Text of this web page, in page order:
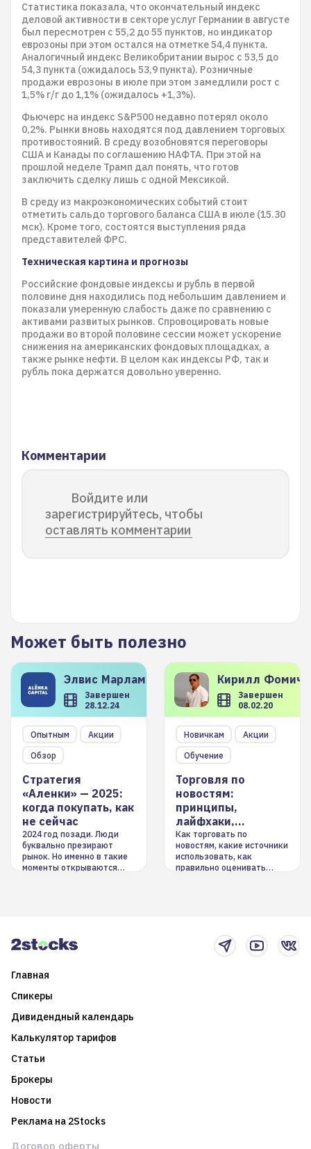
Статистика показала, что окончательный индекс
деловой активности в секторе услуг Германии в августе
был пересмотрен с 55,2 до 55 пунктов, но индикатор
еврозоны при этом остался на отметке 54,4 пункта.
Аналогичный индекс Великобритании вырос с 53,5 до
54,3 пункта (ожидалось 53,9 пункта). Розничные
продажи еврозоны в июле при этом замедлили рост с
1,5% г/г до 1,1% (ожидалось +1,3%).
Фьючерс на индекс S&P500 недавно потерял около
0,2%. Рынки вновь находятся под давлением торговых
противостояний. В среду возобновятся переговоры
США и Канады по соглашению НАФТА. При этой на
прошлой неделе Трамп дал понять, что готов
заключить сделку лишь с одной Мексикой.
В среду из макроэкономических событий стоит
отметить сальдо торгового баланса США в июле (15.30
мск). Кроме того, состоятся выступления ряда
представителей ФРС.
Техническая картина и прогнозы
Российские фондовые индексы и рубль в первой
половине дня находились под небольшим давлением и
показали умеренную слабость даже по сравнению с
активами развитых рынков. Спровоцировать новые
продажи во второй половине сессии может ускорение
снижения на американских фондовых площадках, а
также рынке нефти. В целом как индексы РФ, так и
рубль пока держатся довольно уверенно.
Комментарии
Войдите или
зарегистрируйтесь, чтобы
оставлять комментарии
Может быть полезно
Элвис Марламов
Завершен
28.12.24
Опытным
Акции
Обзор
Стратегия
«Аленки» — 2025:
когда покупать, как
не сейчас
2024 год позади. Люди
буквально презирают
рынок. Но именно в такие
моменты открываются
Кирилл
Завершен
08.02.20
Новичкам
Акции
Обучение
Торговля по
новостям:
принципы,
лайфхаки,
инструменты
Как торговать по
новостям, какие источники
использовать, как
правильно оценивать
Главная
Спикеры
Дивидендный календарь
Калькулятор тарифов
Статьи
Брокеры
Новости
Реклама на 2Stocks
Договор оферты